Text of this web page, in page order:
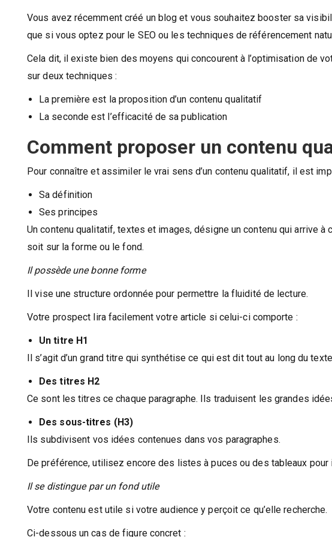
Vous avez récemment créé un blog et vous souhaitez booster sa
que si vous optez pour le SEO ou les techniques de référencement
Cela dit, il existe bien des moyens qui concourent à l’optimisation de
sur deux techniques :
La première est la proposition d’un contenu qualitatif
La seconde est l’efficacité de sa publication
Comment proposer un contenu
Pour connaître et assimiler le vrai sens d’un contenu qualitatif, il est
Sa définition
Ses principes
Un contenu qualitatif, textes et images, désigne un contenu qui arrive à
soit sur la forme ou le fond.
Il possède une bonne forme
Il vise une structure ordonnée pour permettre la fluidité de lecture.
Votre prospect lira facilement votre article si celui-ci comporte :
Un titre H1
Il s’agit d’un grand titre qui synthétise ce qui est dit tout au long du
Des titres H2
Ce sont les titres ce chaque paragraphe. Ils traduisent les grandes
Des sous-titres (H3)
Ils subdivisent vos idées contenues dans vos paragraphes.
De préférence, utilisez encore des listes à puces ou des tableaux
Il se distingue par un fond utile
Votre contenu est utile si votre audience y perçoit ce qu’elle recherche.
Ci-dessous un cas de figure concret :